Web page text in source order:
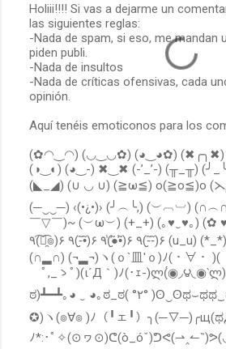
P
u
b
l
i
c
r
n
c
o
m
e
t
a
o
Holiii!!!! Si vas a dejarme un
las siguientes reglas:
-Nada de spam, si eso, me mandan
piden publi.
-Nada de insultos
-Nada de críticas ofensivas, cada
opinión.
Aquí tenéis emoticonos para los
(✿◠‿◠) (◡‿◡✿) (◕‿◕✿) (✖╭╮✖)
(◑‿◐) (◕‿-) ✖‿✖ (-’_’-) (╥_╥)
(◣_◢) (∪ ◡ ∪) (≧ω≦) o(≧o≦)o
(─‿‿─) ‹(•¿•)› (╯︵╰,) (︶︹︺)
￣▽￣)~ (︶ω︶) (+_+) (｡♥‿♥｡) (✿
٩(͡๏̯͡๏)۶ ٩(-̮̮̃•̃)۶ ٩(̾●̮̮̃̾•̃̾)۶ ٩(-̮̮̃-̃)۶ (u_u) (*_*) (º_º) ٩(×̯×)۶ (ñ_ñ)
(∩▂∩) (¬▂¬)ヽ(ｏ`皿′ｏ)ﾉ(・∀・ )(
ﾟ,_ゝﾟ)(ι´Д｀)ﾉ(･ｪ-
ಠ)┻━┻｡◕ ‿ ◕｡ಠ_ಠ( °٢° )ʘ‿ʘಥ⌣ಥಥ‿ಥ(ΘεΘ;)(n˘v˘•)¬(✪㉨
✪)ヽ(๏∀๏ )ﾉ（╹ェ╹）
ﾉ*:･ﾟ✧(⊙ヮ